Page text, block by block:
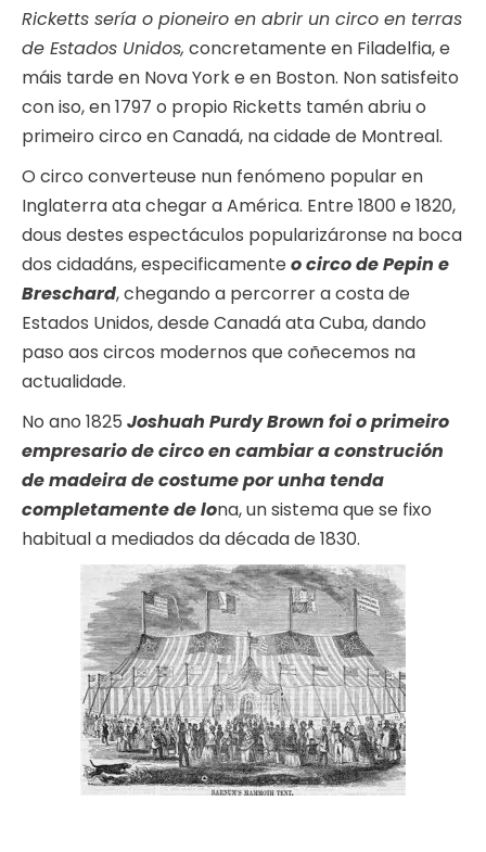
Ricketts sería o pioneiro en abrir un circo en terras
de Estados Unidos, concretamente en Filadelfia, e
máis tarde en Nova York e en Boston. Non satisfeito
con iso, en 1797 o propio Ricketts tamén abriu o
primeiro circo en Canadá, na cidade de Montreal.
O circo converteuse nun fenómeno popular en
Inglaterra ata chegar a América. Entre 1800 e 1820,
dous destes espectáculos popularizáronse na boca
dos cidadáns, especificamenteo circo de Pepin e
Breschard, chegando a percorrer a costa de
Estados Unidos, desde Canadá ata Cuba, dando
paso aos circos modernos que coñecemos na
actualidade.
No ano 1825 Joshuah Purdy Brown foi o primeiro
empresario de circo en cambiar a construción
de madeira de costume por unha tenda
completamente de lona, un sistema que se fixo
habitual a mediados da década de 1830.